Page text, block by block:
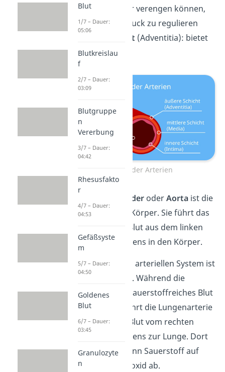
erweitern oder verengen können,
um den Blutdruck zu regulieren
äußere Schicht (Adventitia): bietet
Stabilität
Aufbau der Arterien
Hauptschlagader oderAorta ist die
größte Arterie im Körper. Sie führt das
sauerstoffreiche Blut aus dem linken
Ventrikel des Herzens in den Körper.
Eine Ausnahme im arteriellen System ist
. Während die
meisten Arterien sauerstoffreiches Blut
transportieren, führt die Lungenarterie
sauerstoffarmes Blut vom rechten
Ventrikel des Herzens zur Lunge. Dort
nimmt das Blut dann Sauerstoff auf
und gibt Kohlendioxid ab.
Blut
1/7 – Dauer:
05:06
Blutkreislau
f
2/7 – Dauer:
03:09
Blutgruppe
n
Vererbung
3/7 – Dauer:
04:42
Rhesusfakto
r
4/7 – Dauer:
04:53
Gefäßsyste
m
5/7 – Dauer:
04:50
Goldenes
Blut
6/7 – Dauer:
03:45
Granulozyte
n